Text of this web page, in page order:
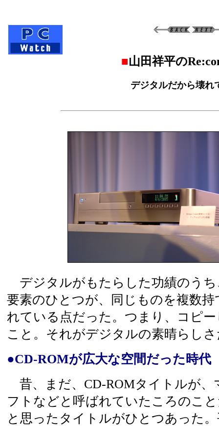
■山田祥平の
デジタルだから壊れ
デジタルがもたらした功績のう
要素のひとつが、同じものを複数
れている点だった。つまり、コピ
こと。それがデジタルの素晴らし
●CD-ROMが広大な空間だった時代
昔、まだ、CD-ROMタイトルが、
フトなどと呼ばれていたころのこ
と思ったタイトルがひとつあった